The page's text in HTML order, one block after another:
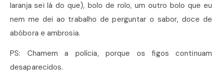
laranja sei lá do que), bolo de rolo, um outro bolo que eu
nem me dei ao trabalho de perguntar o sabor, doce de
abóbora e ambrosia.
PS: Chamem a polícia, porque os figos continuam
desaparecidos.